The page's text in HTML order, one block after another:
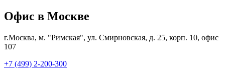
Офис в Москве
г.Москва, м. "Римская", ул. Смирновская, д. 25, корп. 10, офис
107
+7 (499) 2-200-300